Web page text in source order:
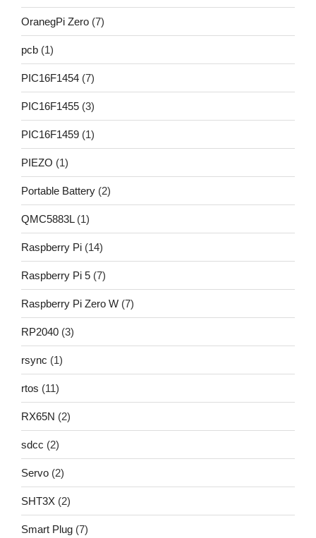
OranegPi Zero (7)
pcb (1)
PIC16F1454 (7)
PIC16F1455 (3)
PIC16F1459 (1)
PIEZO (1)
Portable Battery (2)
QMC5883L(1)
Raspberry Pi (14)
Raspberry Pi 5 (7)
Raspberry Pi Zero W (7)
RP2040 (3)
rsync (1)
rtos (11)
RX65N (2)
sdcc (2)
Servo (2)
SHT3X (2)
Smart Plug (7)